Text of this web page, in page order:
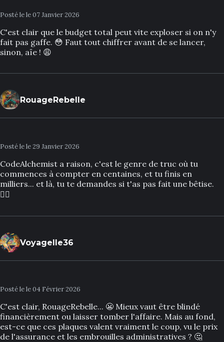
Posté le le 07 Janvier 2026
C'est clair que le budget total peut vite exploser si on n'y
fait pas gaffe. 😳 Faut tout chiffrer avant de se lancer,
sinon, aïe ! 😩
RouageRebelle
Posté le le 29 Janvier 2026
CodeAlchemist a raison, c'est le genre de truc où tu
commences à compter en centaines, et tu finis en
milliers... et là, tu te demandes si t'as pas fait une bêtise.
🤦‍♂️
Voyagelle36
Posté le le 04 Février 2026
C'est clair, RouageRebelle... 😬 Mieux vaut être blindé
financièrement ou laisser tomber l'affaire. Mais au fond,
est-ce que ces plaques valent vraiment le coup, vu le prix
de l'assurance et les embrouilles administratives ? 🤔